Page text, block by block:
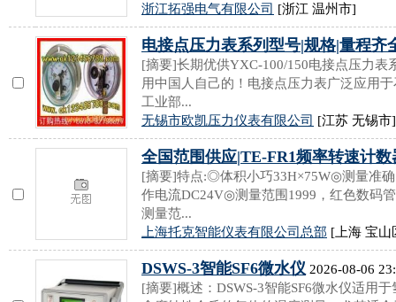
浙江拓强电气有限公司 [浙江 温州市]
电接点压力表系列型号|规格|量程齐
[摘要]长期优供YXC-100/150电接点压力表
用中国人自己的！电接点压力表广泛应用
工业部...
无锡市欧凯压力仪表有限公司 [江苏 无锡市]
全国范围供应|TE-FR1频率转速计数
[摘要]特点:◎体积小巧33H×75W◎测量准
作电流DC24V◎测量范围1999，红色数码
测量范...
上海托克智能仪表有限公司总部 [上海 宝山
DSWS-3智能SF6微水仪 2026-08-06
[摘要]概述：DSWS-3智能SF6微水仪适用